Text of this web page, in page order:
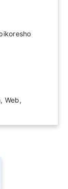
Web,